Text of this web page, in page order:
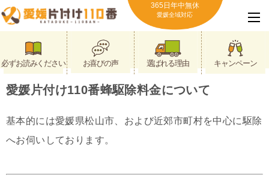
365日年中無休
愛媛全域対応
必ずお読みください お喜びの声 選ばれる理由 キャンペーン
愛媛片付け110番蜂駆除料金について
基本的には愛媛県松山市、および近郊市町村を中心に駆除
へお伺いしております。